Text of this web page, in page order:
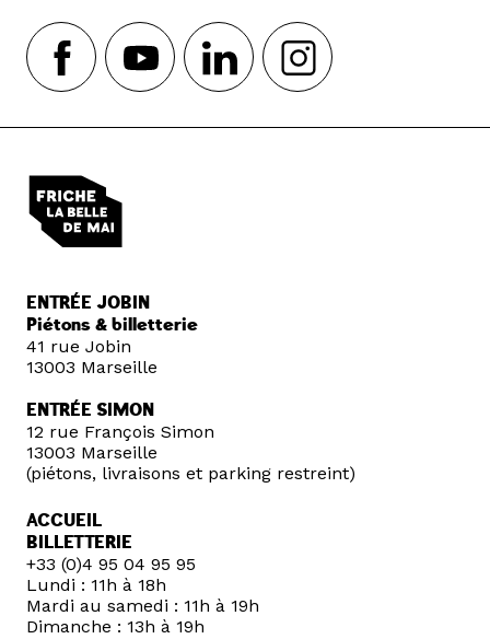
ENTRÉE JOBIN
Piétons & billetterie
41 rue Jobin
13003 Marseille
ENTRÉE SIMON
12 rue François Simon
13003 Marseille
(piétons, livraisons et parking restreint)
ACCUEIL
BILLETTERIE
+33 (0)4 95 04 95 95
Lundi : 11h à 18h
Mardi au samedi : 11h à 19h
Dimanche : 13h à 19h